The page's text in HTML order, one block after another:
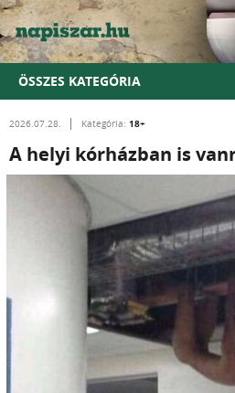
ÖSSZES KATEGÓRIA
2026.07.28. Kategória: 18+
A helyi kórházban is